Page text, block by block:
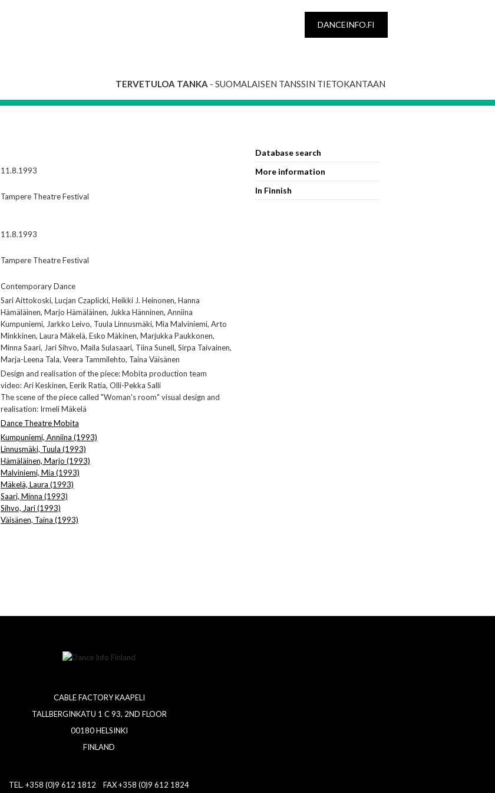
DANCEINFO.FI
TERVETULOA TANKA - SUOMALAISEN TANSSIN TIETOKANTAAN
11.8.1993
Tampere Theatre Festival
11.8.1993
Tampere Theatre Festival
Contemporary Dance
Sari Aittokoski, Lucjan Czaplicki, Heikki J. Heinonen, Hanna
Hämäläinen, Marjo Hämäläinen, Jukka Hänninen, Anniina
Kumpuniemi, Jarkko Leivo, Tuula Linnusmäki, Mia Malviniemi, Arto
Minkkinen, Laura Mäkelä, Esko Mäkinen, Marjukka Paukkonen,
Minna Saari, Jari Sihvo, Maila Sulasaari, Tiina Sunell, Sirpa Taivainen,
Marja-Leena Tala, Veera Tammilehto, Taina Väisänen
Design and realisation of the piece: Mobita production team
video: Ari Keskinen, Eerik Ratia, Olli-Pekka Salli
The scene of the piece called "Woman's room" visual design and
realisation: Irmeli Mäkelä
Dance Theatre Mobita
Kumpuniemi, Anniina (1993)
Linnusmäki, Tuula (1993)
Hämäläinen, Marjo (1993)
Malviniemi, Mia (1993)
Mäkelä, Laura (1993)
Saari, Minna (1993)
Sihvo, Jari (1993)
Väisänen, Taina (1993)
Database search
More information
In Finnish
CABLE FACTORY KAAPELI
TALLBERGINKATU 1 C 93, 2ND FLOOR
00180 HELSINKI
FINLAND
TEL. +358 (0)9 612 1812 FAX +358 (0)9 612 1824